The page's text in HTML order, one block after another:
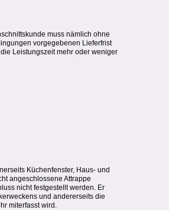
muss nämlich ohne
vorgegebenen Lieferfrist
Leistungszeit mehr oder weniger
Küchenfenster, Haus- und
angeschlossene Attrappe
nicht festgestellt werden. Er
und andererseits die
miterfasst wird.